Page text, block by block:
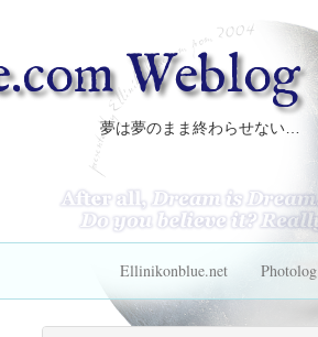
Weblog
夢は夢のまま終わらせない…
Ellinikonblue.net Photolog